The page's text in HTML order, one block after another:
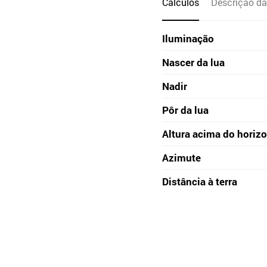
Iluminação
Nascer da lua
Nadir
Pôr da lua
Altura acima do
Azimute
Distância à terra